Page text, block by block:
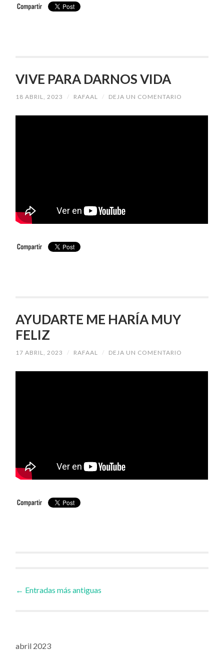
VIVE PARA DARNOS VIDA
18 ABRIL, 2023 / RAFAAL / DEJA UN COMENTARIO
AYUDARTE ME HARÍA MUY
FELIZ
17 ABRIL, 2023 / RAFAAL / DEJA UN COMENTARIO
Ir
las
← Entradas más antiguas
abril 2023